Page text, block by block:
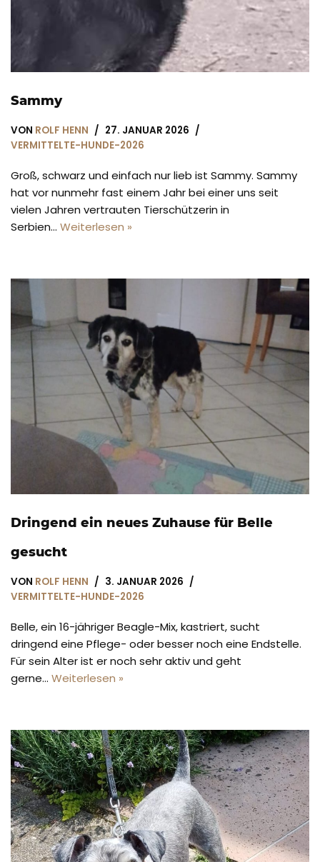
Sammy
VON ROLF HENN
27. JANUAR 2026
VERMITTELTE-HUNDE-2026
Groß, schwarz und einfach nur lieb ist Sammy. Sammy
hat vor nunmehr fast einem Jahr bei einer uns seit
vielen Jahren vertrauten Tierschützerin in
Serbien… Weiterlesen »
Dringend ein neues Zuhause für Belle
gesucht
VON ROLF HENN
3. JANUAR 2026
VERMITTELTE-HUNDE-2026
Belle, ein 16-jähriger Beagle-Mix, kastriert, sucht
dringend eine Pflege- oder besser noch eine Endstelle.
Für sein Alter ist er noch sehr aktiv und geht
gerne… Weiterlesen »